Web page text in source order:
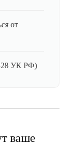
от
УК РФ)
ваше